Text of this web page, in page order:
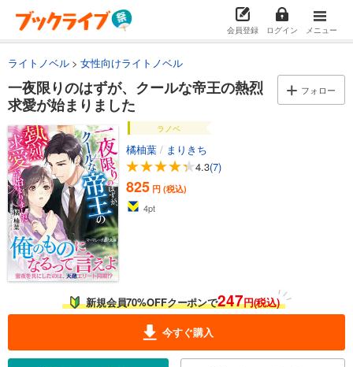
会員登録 ログイン メニュー
ライトノベル 女性向けライトノベル
一夜限りのはずが、クールな帝王の熱烈
求愛が始まりました
フォロー
ラノベ
橘柚葉 / まりきち
4.3(7)
825 円 (税込)
4pt
新規会員70%OFFクーポンで247円(税込)
今すぐ購入